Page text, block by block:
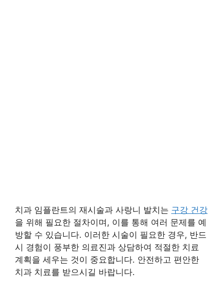
치과 임플란트의 재시술과 사랑니 발치는 구강 건강
을 위해 필요한 절차이며, 이를 통해 여러 문제를 예
방할 수 있습니다. 이러한 시술이 필요한 경우, 반드
시 경험이 풍부한 의료진과 상담하여 적절한 치료
계획을 세우는 것이 중요합니다. 안전하고 편안한
치과 치료를 받으시길 바랍니다.